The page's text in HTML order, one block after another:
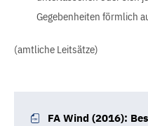
Gegebenheiten förmlich
(amtliche Leitsätze)
FA Wind (2016):